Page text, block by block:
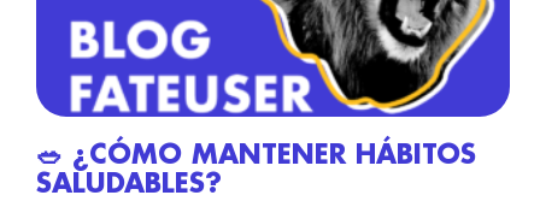
🥗 ¿CÓMO MANTENER HÁBITOS
SALUDABLES?